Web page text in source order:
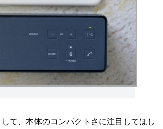
て、本体のコンパクトさに注目してほし